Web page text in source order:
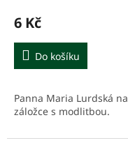
6 Kč
Do košíku
Panna Maria Lurdská na
záložce s modlitbou.